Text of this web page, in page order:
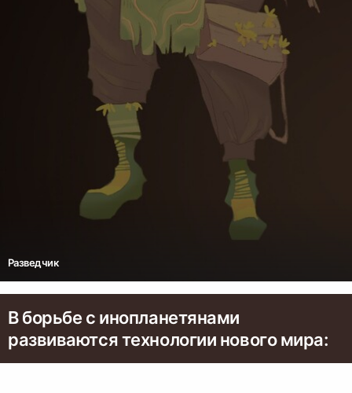
Разведчик
В борьбе с инопланетянами
развиваются технологии нового мира: